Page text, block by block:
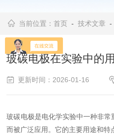
当前位置：首页 -技术文章 -
玻碳电极在实验中的
更新时间：2026-01-16
玻碳电极是电化学实验中一种非常
而被广泛应用。它的主要用途和特